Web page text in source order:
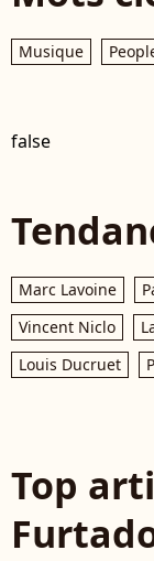
Musique
false
Marc Lavoine
Vincent Niclo
Louis Ducruet
Top